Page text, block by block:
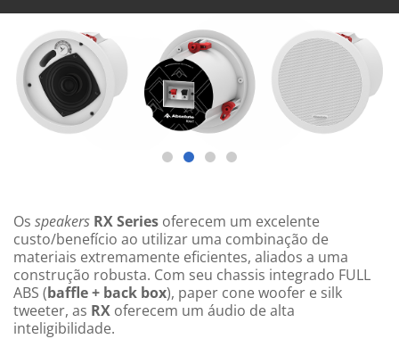
Os speakers RX Series oferecem um excelente
custo/benefício ao utilizar uma combinação de
materiais extremamente eficientes, aliados a uma
construção robusta. Com seu chassis integrado FULL
ABS (baffle + back box), paper cone woofer e silk
tweeter, as RX oferecem um áudio de alta
inteligibilidade.